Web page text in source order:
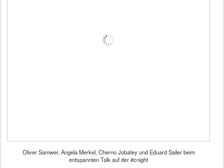
Oliver Samwer, Angela Merkel, Cherno Jobatey und Eduard Sailer beim
entspannten Talk auf der #cnight